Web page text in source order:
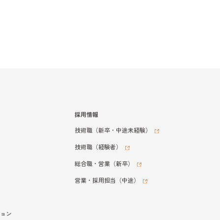
ン
採用情報
技術職（新卒・中途未経験）
技術職（経験者）
総合職・営業（新卒）
営業・採用担当（中途）